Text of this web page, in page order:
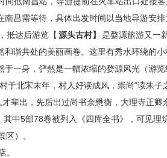
昌需等待，具体出发时间以当地导游安排
抵达后游览【 源头古村】
是婺源旅游又一
谐共处的美丽画卷。这里有秀水环绕的
一身，俨然是一幅浓缩的婺源风光（游览
于北宋末年，村人好读成风，崇尚“读朱子
辈出，先后出过尚书余懋衡，大理寺正
中5部78卷被列入《四库全书》，可见理
）。
。